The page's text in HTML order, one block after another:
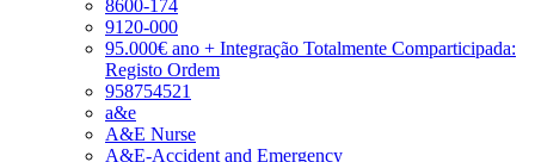
8600-174
9120-000
95.000€ ano + Integração Totalmente Comparticipada:
Registo Ordem
958754521
a&e
A&E Nurse
A&E-Accident and Emergency